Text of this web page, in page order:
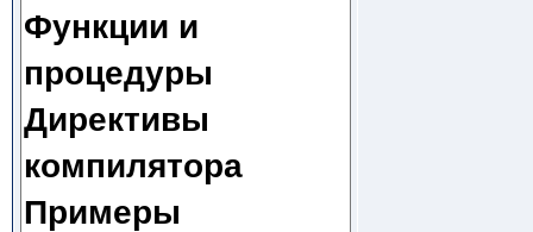
Функции и
процедуры
Директивы
компилятора
Примеры